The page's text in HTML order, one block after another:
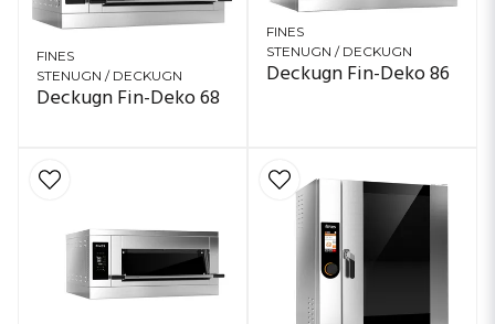
FINES
STENUGN / DECKUGN
Deckugn Fin-Deko 68
FINES
STENUGN / DECKUGN
Deckugn Fin-Deko 86